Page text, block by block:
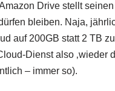
Drive stellt
bleiben. Naja,
auf 200GB statt 2 TB
Dienst also ‚wieder
– immer so).